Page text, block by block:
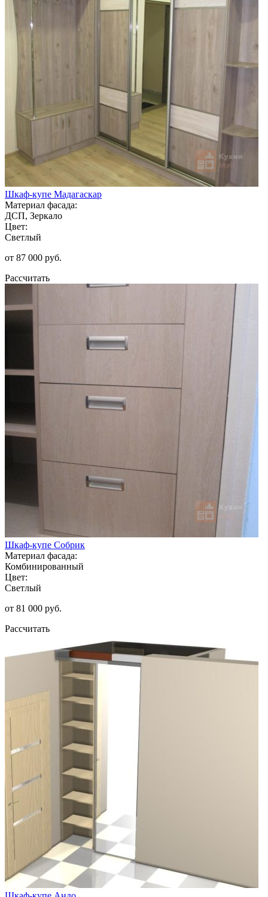
Шкаф-купе Мадагаскар
Материал фасада:
ДСП, Зеркало
Цвет:
Светлый
от 87 000 руб.
Рассчитать
Шкаф-купе Собрик
Материал фасада:
Комбинированный
Цвет:
Светлый
от 81 000 руб.
Рассчитать